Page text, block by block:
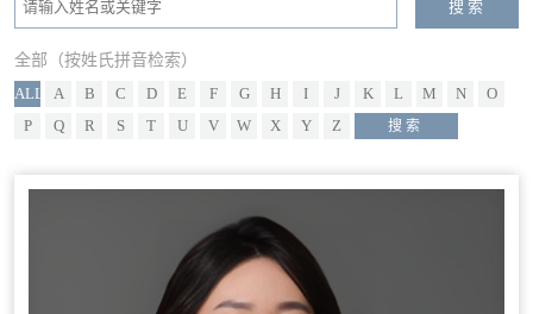
全部（按姓氏拼音检索）
ALL
A B C D E F G H I J K L M N
O
P
Q R S T U V W X Y Z